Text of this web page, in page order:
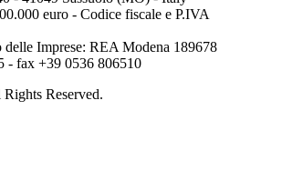
euro - Codice fiscale e P.IVA
delle Imprese: REA Modena 189678
- fax +39 0536 806510
Reserved.